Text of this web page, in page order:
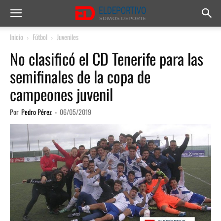
Inicio Fútbol Juveniles
No clasificó el CD Tenerife para las
semifinales de la copa de
campeones juvenil
Por Pedro Pérez - 06/05/2019